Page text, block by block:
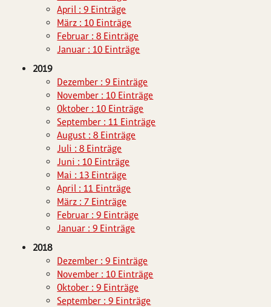
April : 9 Einträge
März : 10 Einträge
Februar : 8 Einträge
Januar : 10 Einträge
2019
Dezember : 9 Einträge
November : 10 Einträge
Oktober : 10 Einträge
September : 11 Einträge
August : 8 Einträge
Juli : 8 Einträge
Juni : 10 Einträge
Mai : 13 Einträge
April : 11 Einträge
März : 7 Einträge
Februar : 9 Einträge
Januar : 9 Einträge
2018
Dezember : 9 Einträge
November : 10 Einträge
Oktober : 9 Einträge
September : 9 Einträge